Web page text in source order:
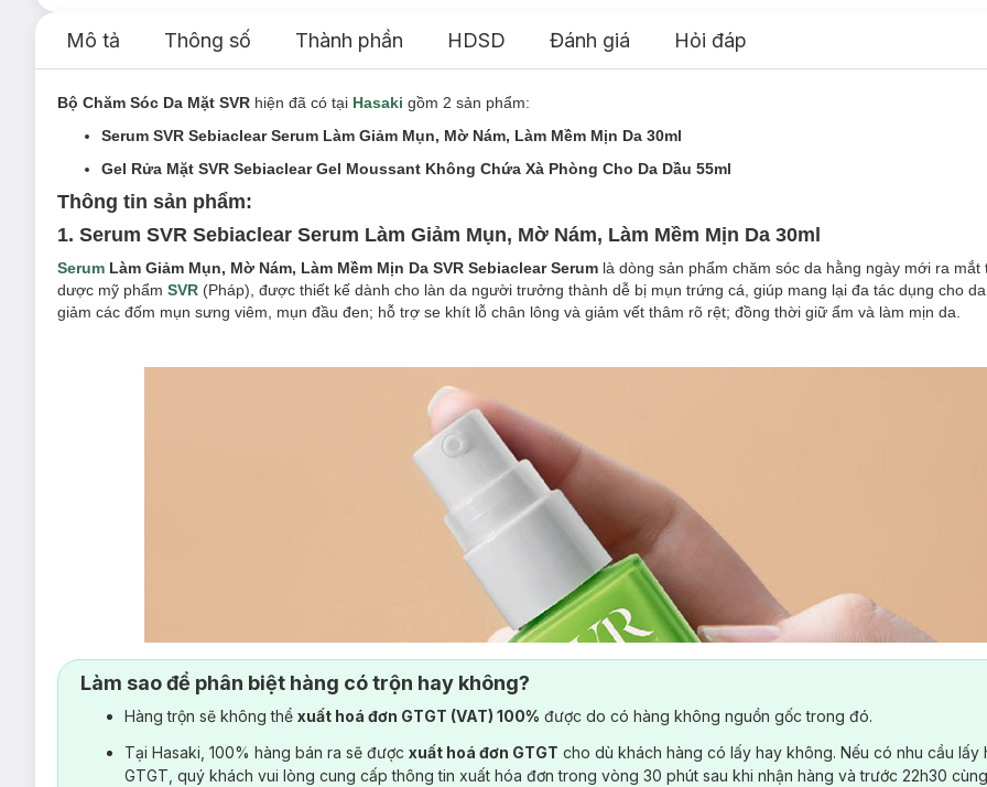
Mô tả Thông số Thành phần HDSD Đánh giá Hỏi đáp
Bộ Chăm Sóc Da Mặt SVR hiện đã có tại Hasaki gồm 2 sản phẩm:
Serum SVR Sebiaclear Serum Làm Giảm Mụn, Mờ Nám, Làm Mềm Mịn Da 30ml
Gel Rửa Mặt SVR Sebiaclear Gel Moussant Không Chứa Xà Phòng Cho Da Dầu 55ml
Thông tin sản phẩm:
1. Serum SVR Sebiaclear Serum Làm Giảm Mụn, Mờ Nám, Làm Mềm Mịn Da 30ml
Serum Làm Giảm Mụn, Mờ Nám, Làm Mềm Mịn Da SVR Sebiaclear Serum là dòng sản phẩm chăm sóc da hằng ngày mới ra
dược mỹ phẩm SVR (Pháp), được thiết kế dành cho làn da người trưởng thành dễ bị mụn trứng cá, giúp mang lại đa tác dụng cho
giảm các đốm mụn sưng viêm, mụn đầu đen; hỗ trợ se khít lỗ chân lông và giảm vết thâm rõ rệt; đồng thời giữ ẩm và làm mịn da.
Làm sao để phân biệt hàng có trộn hay không?
Hàng trộn sẽ không thể xuất hoá đơn GTGT (VAT) 100% được do có hàng không nguồn gốc trong đó.
Tại Hasaki, 100% hàng bán ra sẽ được xuất hoá đơn GTGT cho dù khách hàng có lấy hay không. Nếu có nhu cầu lấy
GTGT, quý khách vui lòng cung cấp thông tin xuất hóa đơn trong vòng 30 phút sau khi nhận hàng và trước 22h30